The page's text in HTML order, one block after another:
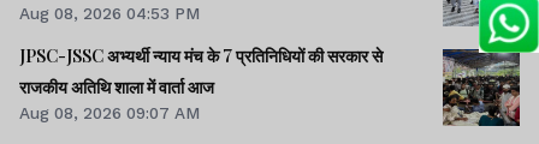
Aug 08, 2026 04:53 PM
JPSC-JSSC अभ्यर्थी न्याय मंच के 7 प्रतिनिधियों की सरकार से
राजकीय अतिथि शाला में वार्ता आज
Aug 08, 2026 09:07 AM